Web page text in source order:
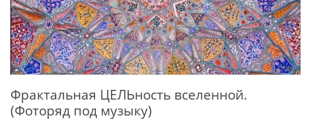
Фрактальная ЦЕЛЬность вселенной.
(Фоторяд под музыку)